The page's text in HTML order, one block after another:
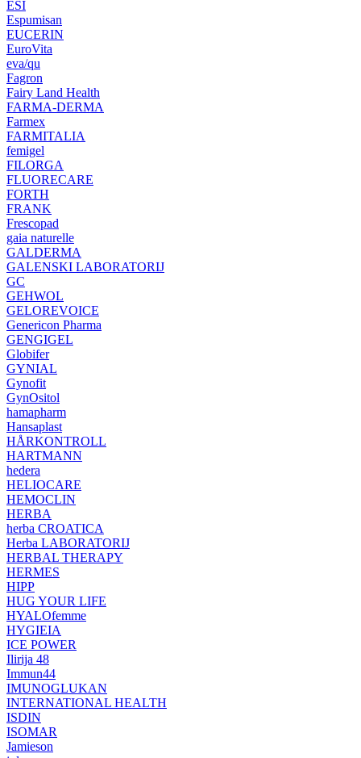
ESI
Espumisan
EUCERIN
EuroVita
eva/qu
Fagron
Fairy Land Health
FARMA-DERMA
Farmex
FARMITALIA
femigel
FILORGA
FLUORECARE
FORTH
FRANK
Frescopad
gaia naturelle
GALDERMA
GALENSKI LABORATORIJ
GC
GEHWOL
GELOREVOICE
Genericon Pharma
GENGIGEL
Globifer
GYNIAL
Gynofit
GynOsitol
hamapharm
Hansaplast
HÅRKONTROLL
HARTMANN
hedera
HELIOCARE
HEMOCLIN
HERBA
herba CROATICA
Herba LABORATORIJ
HERBAL THERAPY
HERMES
HIPP
HUG YOUR LIFE
HYALOfemme
HYGIEIA
ICE POWER
Ilirija 48
Immun44
IMUNOGLUKAN
INTERNATIONAL HEALTH
ISDIN
ISOMAR
Jamieson